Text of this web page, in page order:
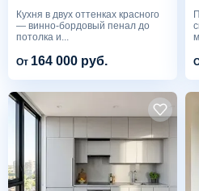
Кухня в двух оттенках красного
— винно-бордовый пенал до
потолка и...
От 164 000 руб.